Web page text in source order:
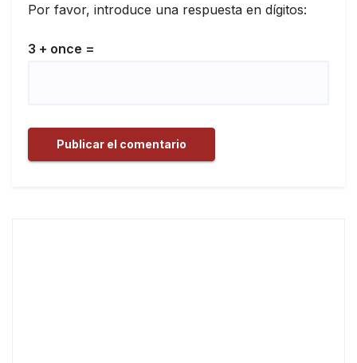
Por favor, introduce una respuesta en dígitos:
3 + once =